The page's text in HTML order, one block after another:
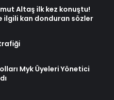
Altaş ilk kez konuştu!
ilgili kan donduran sözler
Myk Üyeleri Yönetici